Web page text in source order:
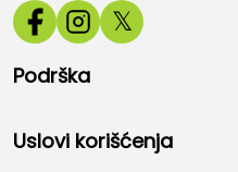
𝕏
Podrška
Uslovi korišćenja